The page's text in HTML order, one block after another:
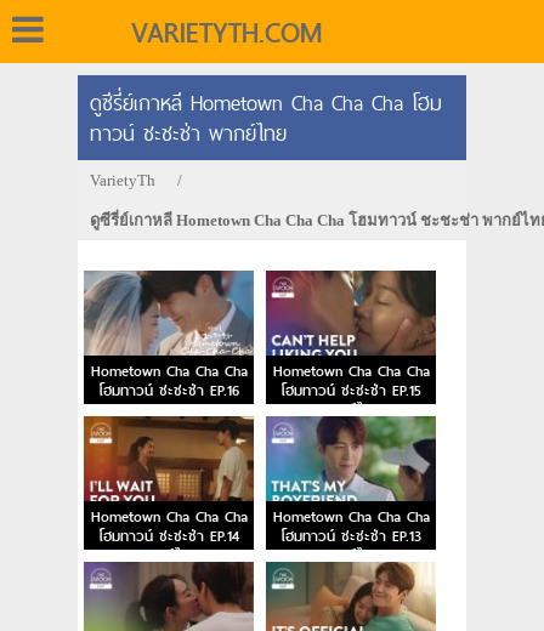
VARIETYTH.COM
ดูซีรี่ย์เกาหลี Hometown Cha Cha Cha โฮม
ทาวน์ ชะชะช่า พากย์ไทย
VarietyTh /
ดูซีรี่ย์เกาหลี Hometown Cha Cha Cha โฮมทาวน์ ชะชะช่า พากย์ไท
Hometown Cha Cha Cha
โฮมทาวน์ ชะชะช่า EP.16
ตอนจบ
Hometown Cha Cha Cha
โฮมทาวน์ ชะชะช่า EP.15
พากย์ไทย
Hometown Cha Cha Cha
โฮมทาวน์ ชะชะช่า EP.14
พากย์ไทย
Hometown Cha Cha Cha
โฮมทาวน์ ชะชะช่า EP.13
พากย์ไทย